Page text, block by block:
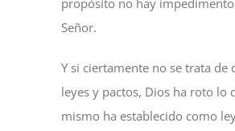
propósito no hay
Señor.
Y si ciertamente no se trata de
leyes y pactos, Dios ha roto lo
mismo ha establecido como